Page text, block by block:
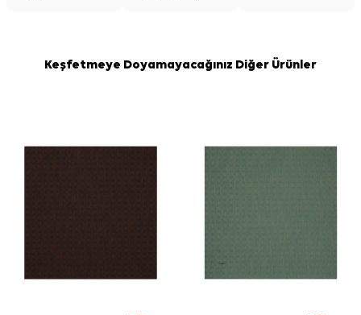
Keşfetmeye Doyamayacağınız Diğer Ürünler